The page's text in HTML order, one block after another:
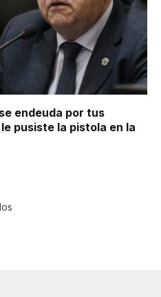
endeuda por tus
pusiste la pistola en la